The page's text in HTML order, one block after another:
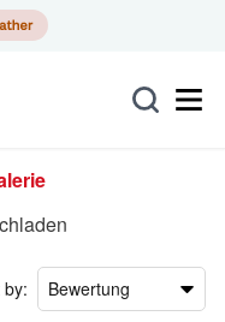
Bewertung